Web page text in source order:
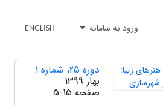
ورود به سامانه ENGLISH
دوره 25، شماره 1
بهار 1399
صفحه 5-15